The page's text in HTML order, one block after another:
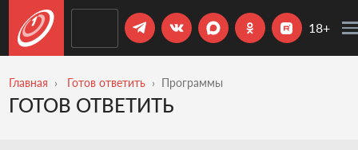
18+
Главная Готов ответить Программы
ГОТОВ ОТВЕТИТЬ